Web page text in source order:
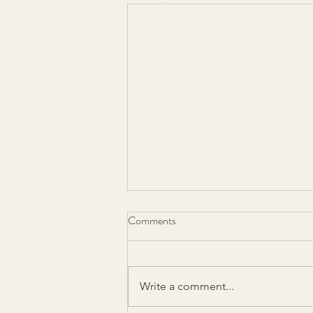
Bye bye 2024.. Välkommen
kom med insikter och lärdomar
Comments
Write a comment...